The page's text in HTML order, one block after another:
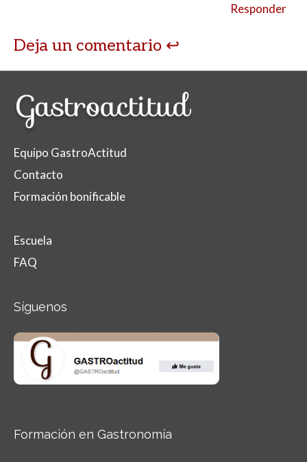
Responder
Deja un comentario
Equipo GastroActitud
Contacto
Formación bonificable
Escuela
FAQ
Síguenos
Formación en Gastronomía